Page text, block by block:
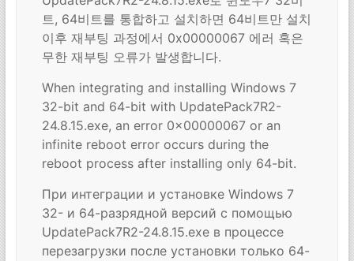
트, 64비트를 통합하고 설치하면 64비트만 설치
이후 재부팅 과정에서 0x00000067 에러 혹은
무한 재부팅 오류가 발생합니다.
When integrating and installing Windows 7
32-bit and 64-bit with UpdatePack7R2-
24.8.15.exe, an error 0x00000067 or an
infinite reboot error occurs during the
reboot process after installing only 64-bit.
При интеграции и установке Windows 7
32- и 64-разрядной версий с помощью
UpdatePack7R2-24.8.15.exe в процессе
перезагрузки после установки только 64-